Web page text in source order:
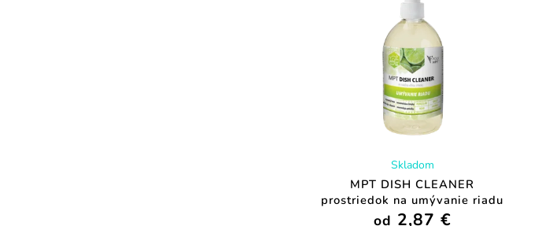
MPT DISH CLEANER
prostriedok na umývanie riadu
Skladom
od 2,87 €